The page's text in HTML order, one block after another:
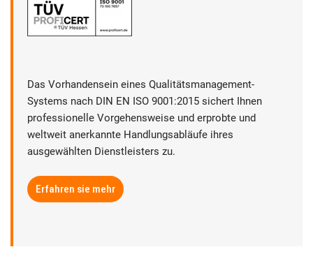
Das Vorhandensein eines Qualitätsmanagement-
Systems nach DIN EN ISO 9001:2015 sichert Ihnen
professionelle Vorgehensweise und erprobte und
weltweit anerkannte Handlungsabläufe ihres
ausgewählten Dienstleisters zu.
Erfahren sie mehr